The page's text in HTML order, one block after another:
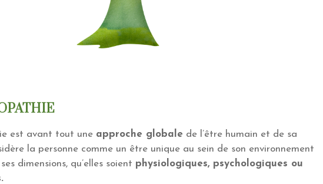
est avant tout une approche globale de l’être humain et de sa
la personne comme un être unique au sein de son environnement
dimensions, qu’elles soient physiologiques, psychologiques ou